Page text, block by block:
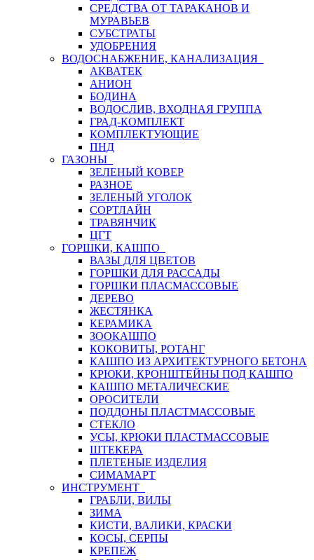
СРЕДСТВА ОТ ТАРАКАНОВ И
МУРАВЬЕВ
СУБСТРАТЫ
УДОБРЕНИЯ
ВОДОСНАБЖЕНИЕ, КАНАЛИЗАЦИЯ
АКВАТЕК
АНИОН
БОДИНА
ВОДОСЛИВ, ВХОДНАЯ ГРУППА
ГРАД-КОМПЛЕКТ
КОМПЛЕКТУЮЩИЕ
ПНД
ГАЗОНЫ
ЗЕЛЕНЫЙ КОВЕР
РАЗНОЕ
ЗЕЛЕНЫЙ УГОЛОК
СОРТЛАЙН
ТРАВЯНЧИК
ЦГТ
ГОРШКИ, КАШПО
ВАЗЫ ДЛЯ ЦВЕТОВ
ГОРШКИ ДЛЯ РАССАДЫ
ГОРШКИ ПЛАСМАССОВЫЕ
ДЕРЕВО
ЖЕСТЯНКА
КЕРАМИКА
ЗООКАШПО
КОКОВИТЫ, РОТАНГ
КАШПО ИЗ АРХИТЕКТУРНОГО БЕТОНА
КРЮКИ, КРОНШТЕЙНЫ ПОД КАШПО
КАШПО МЕТАЛИЧЕСКИЕ
ОРОСИТЕЛИ
ПОДДОНЫ ПЛАСТМАССОВЫЕ
СТЕКЛО
УСЫ, КРЮКИ ПЛАСТМАССОВЫЕ
ШТЕКЕРА
ПЛЕТЕНЫЕ ИЗДЕЛИЯ
СИМАМАРТ
ИНСТРУМЕНТ
ГРАБЛИ, ВИЛЫ
ЗИМА
КИСТИ, ВАЛИКИ, КРАСКИ
КОСЫ, СЕРПЫ
КРЕПЕЖ